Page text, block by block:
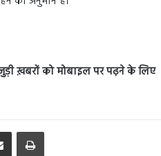
जुड़ी ख़बरों को मोबाइल पर पढ़ने के लिए
Share via Email Print